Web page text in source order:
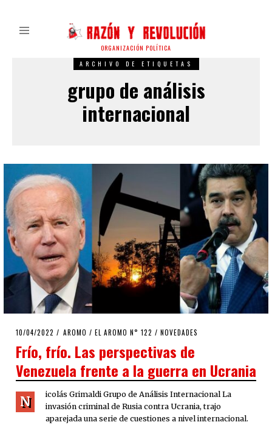
ORGANIZACIÓN POLÍTICA
ARCHIVO DE ETIQUETAS
grupo de análisis
internacional
POSTED
10/04/2022 10/04/2022
AROMO / EL AROMO N° 122 / NOVEDADES
Frío, frío. Las perspectivas de
Venezuela frente a la guerra en Ucrania
N
icolás Grimaldi Grupo de Análisis Internacional La
invasión criminal de Rusia contra Ucrania, trajo
aparejada una serie de cuestiones a nivel internacional.